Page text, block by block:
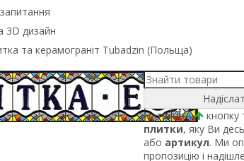
3D дизайн
та керамограніт Tubadzin (Польща)
Натисніть
кнопку
плитки, яку Ви
або артикул. Ми
пропозицію і